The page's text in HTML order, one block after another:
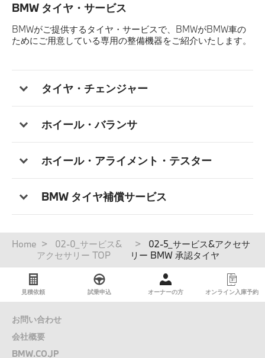
BMW タイヤ・サービス
BMWがご提供するタイヤ・サービスで、BMWがBMW車の
ためにご用意している専用の整備機器をご紹介いたします。
タイヤ・チェンジャー
ホイール・バランサ
ホイール・アライメント・テスター
BMW タイヤ補償サービス
パ
く
Home
02-0_サービス&
アクセサリー TOP
02-5_サービス&アクセサ
リー BMW 承認タイヤ
見積依頼 試乗申込 オーナーの方 オンライン入庫予約
お問い合わせ
会社概要
BMW.CO.JP